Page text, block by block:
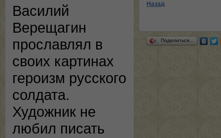
Василий
Верещагин
прославлял в
своих картинах
героизм русского
солдата.
Художник не
любил писать
Назад
Поделиться…